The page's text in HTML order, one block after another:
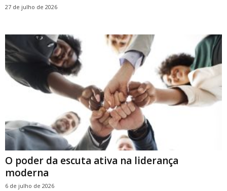
27 de julho de 2026
O poder da escuta ativa na liderança
moderna
6 de julho de 2026